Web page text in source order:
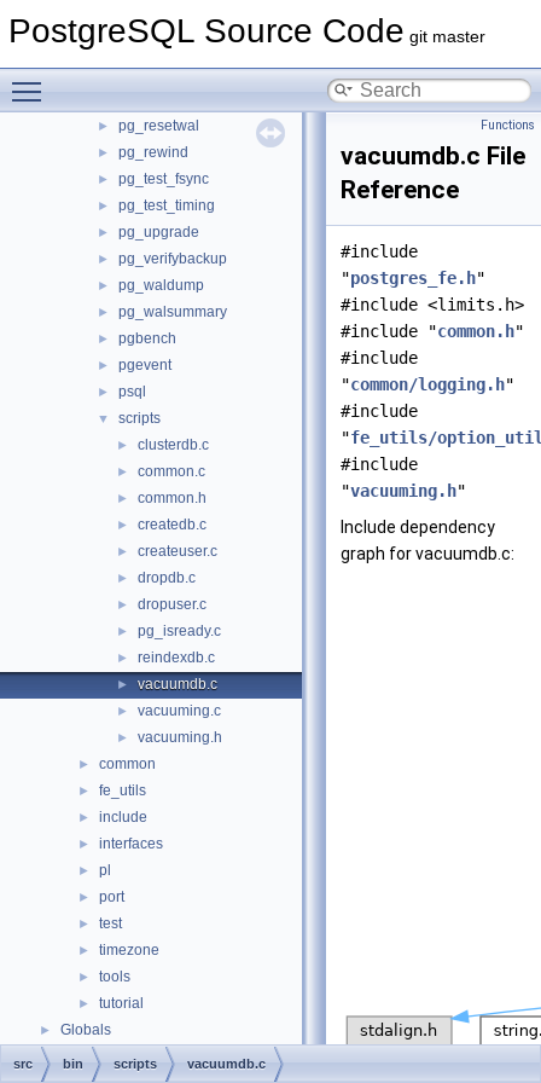
PostgreSQL Source Code git master
pg_config
► pg_controldata
► pg_ctl
► pg_resetwal
► pg_rewind
► pg_test_fsync
► pg_test_timing
► pg_upgrade
► pg_verifybackup
► pg_waldump
► pg_walsummary
► pgbench
► pgevent
► psql
▼ scripts
► clusterdb.c
► common.c
► common.h
► createdb.c
► createuser.c
► dropdb.c
► dropuser.c
► pg_isready.c
► reindexdb.c
► vacuumdb.c
► vacuuming.c
► vacuuming.h
► common
► fe_utils
► include
► interfaces
► pl
► port
► test
► timezone
► tools
► tutorial
► Globals
Functions
vacuumdb.c File
Reference
#include
"postgres_fe.h"
#include <limits.h>
#include "common.h"
#include
"common/logging.h"
#include
"fe_utils/
#include
"vacuuming.h"
Include dependency
graph for vacuumdb.c:
src bin scripts vacuumdb.c